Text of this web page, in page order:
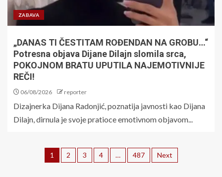
ZABAVA
„DANAS TI ČESTITAM ROĐENDAN NA GROBU…“
Potresna objava Dijane Dilajn slomila srca,
POKOJNOM BRATU UPUTILA NAJEMOTIVNIJE
REČI!
06/08/2026 reporter
Dizajnerka Dijana Radonjić, poznatija javnosti kao Dijana
Dilajn, dirnula je svoje pratioce emotivnom objavom...
1 2 3 4 … 487 Next